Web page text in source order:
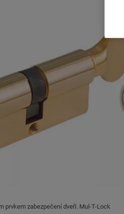
prvkem zabezpečení dveří. Mul-T-Lock